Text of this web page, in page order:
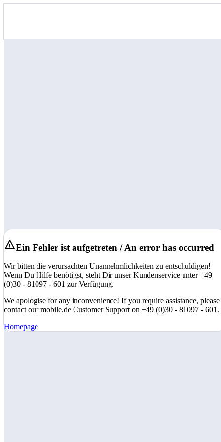
Ein Fehler ist aufgetreten / An error has occurred
Wir bitten die verursachten Unannehmlichkeiten zu entschuldigen!
Wenn Du Hilfe benötigst, steht Dir unser Kundenservice unter +49
(0)30 - 81097 - 601 zur Verfügung.
We apologise for any inconvenience! If you require assistance, please
contact our mobile.de Customer Support on +49 (0)30 - 81097 - 601.
Homepage